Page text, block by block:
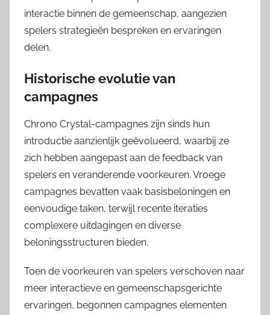
interactie binnen de gemeenschap, aangezien
spelers strategieën bespreken en ervaringen
delen.
Historische evolutie van
campagnes
Chrono Crystal-campagnes zijn sinds hun
introductie aanzienlijk geëvolueerd, waarbij ze
zich hebben aangepast aan de feedback van
spelers en veranderende voorkeuren. Vroege
campagnes bevatten vaak basisbeloningen en
eenvoudige taken, terwijl recente iteraties
complexere uitdagingen en diverse
beloningsstructuren bieden.
Toen de voorkeuren van spelers verschoven naar
meer interactieve en gemeenschapsgerichte
ervaringen, begonnen campagnes elementen